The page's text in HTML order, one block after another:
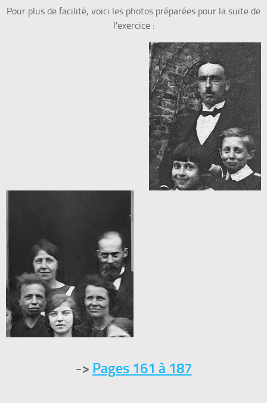
Pour plus de facilité, voici les photos préparées pour la suite de
l'exercice :
-> Pages 161 à 187